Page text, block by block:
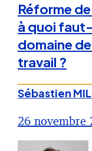
Réforme
à quoi
domaine
travail ?
Sébastien
26 novembre